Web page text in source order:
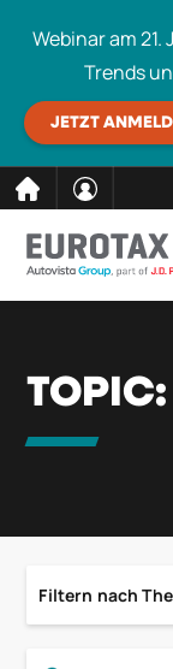
Inhalt
Webinar am
Trends
JETZT
TOPIC:
Filtern nach